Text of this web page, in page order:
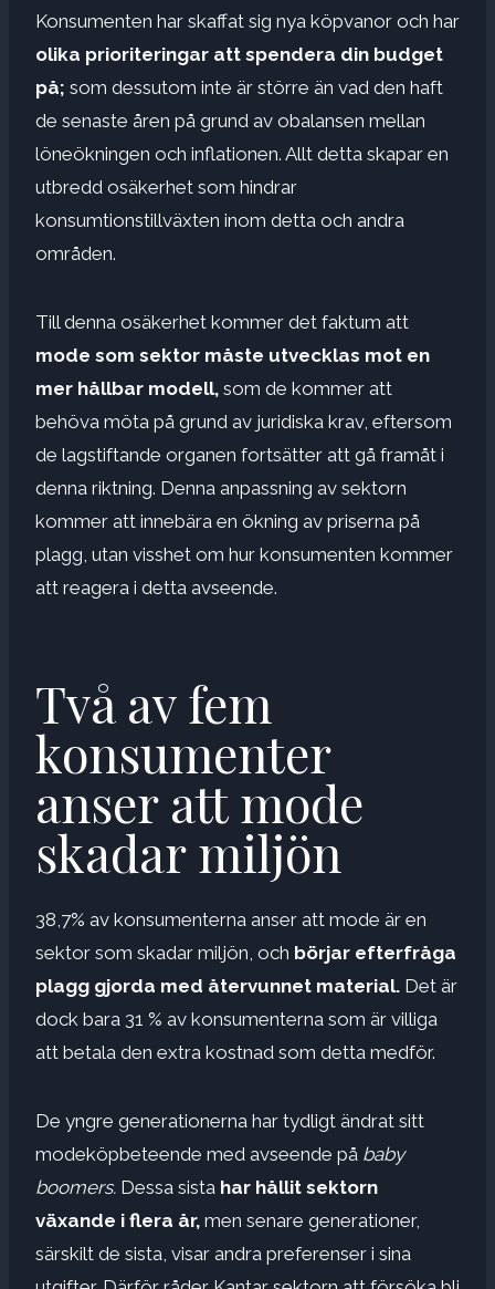
Konsumenten har skaffat sig nya köpvanor och har
olika prioriteringar att spendera din budget
på; som dessutom inte är större än vad den haft
de senaste åren på grund av obalansen mellan
löneökningen och inflationen. Allt detta skapar en
utbredd osäkerhet som hindrar
konsumtionstillväxten inom detta och andra
områden.
Till denna osäkerhet kommer det faktum att
mode som sektor måste utvecklas mot en
mer hållbar modell, som de kommer att
behöva möta på grund av juridiska krav, eftersom
de lagstiftande organen fortsätter att gå framåt i
denna riktning. Denna anpassning av sektorn
kommer att innebära en ökning av priserna på
plagg, utan visshet om hur konsumenten kommer
att reagera i detta avseende.
Två av fem
konsumenter
anser att mode
skadar miljön
38,7% av konsumenterna anser att mode är en
sektor som skadar miljön, och börjar efterfråga
plagg gjorda med återvunnet material. Det är
dock bara 31 % av konsumenterna som är villiga
att betala den extra kostnad som detta medför.
De yngre generationerna har tydligt ändrat sitt
modeköpbeteende med avseende på baby
boomers. Dessa sista har hållit sektorn
växande i flera år, men senare generationer,
särskilt de sista, visar andra preferenser i sina